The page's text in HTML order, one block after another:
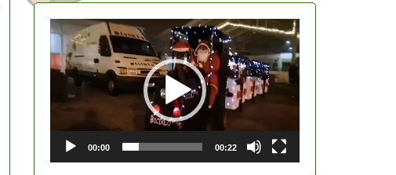
Videólejátszó
00:00 00:22